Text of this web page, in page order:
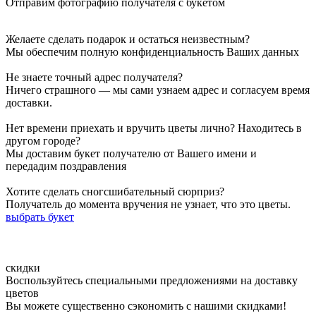
Желаете сделать подарок и остаться неизвестным?
Мы обеспечим полную конфиденциальность Ваших данных
Не знаете точный адрес получателя?
Ничего страшного — мы сами узнаем адрес и согласуем время
доставки.
Нет времени приехать и вручить цветы лично? Находитесь в
другом городе?
Мы доставим букет получателю от Вашего имени и
передадим поздравления
Хотите сделать сногсшибательный сюрприз?
Получатель до момента вручения не узнает, что это цветы.
выбрать букет
скидки
Воспользуйтесь специальными предложениями на доставку
цветов
Вы можете существенно сэкономить с нашими скидками!
значений и толкований. Наиболее распространёнными
поддержки. Белые хризантемы символизируют искренность,
верность и преданность. Такой букет можно подарить подруге
или маме. Фиолетовые и розовые оттенки хризантем являются
символами творчества, нестандартности мышления, а также
выражают уважение и почтение. Букет из фиолетовых
хризантем станет отличным подарком для родственников,
друзей, коллег. Яркие жёлтые и оранжевые хризантемы своей
яркостью расскажут о пожеланиях благополучия и удачи. Такой
букет отлично подойдёт в подарок для коллег, друзей. При
помощи многогранности и разнообразия хризантем, вы сможете
составить своё индивидуальное послание и выразить искренние
чувства.
Что обозначают цвета хризантем
Япония и Китай до сих пор не могут решить вопрос — кто из
женского начала, целомудренности и женственности,
спокойствия и умиротворения. В наши времена селекционеры
вывели бесконечное множество оттенков этого цветка.
Перейдем к символике этих цветов. Желтые хризантемы —